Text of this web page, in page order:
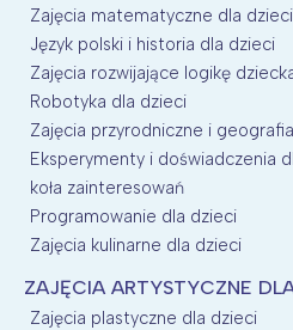
Zajęcia matematyczne dla dzieci
Język polski i historia dla dzieci
Zajęcia rozwijające logikę
Robotyka dla dzieci
Zajęcia przyrodniczne i
Eksperymenty i doświadczenia
koła zainteresowań
Programowanie dla dzieci
Zajęcia kulinarne dla dzieci
ZAJĘCIA ARTYSTYCZNE
Zajęcia plastyczne dla dzieci